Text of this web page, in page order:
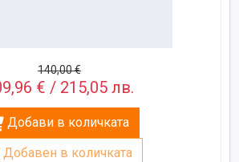
140,00 €
€ / 215,05 лв.
Добави в количката
Добавен в количката